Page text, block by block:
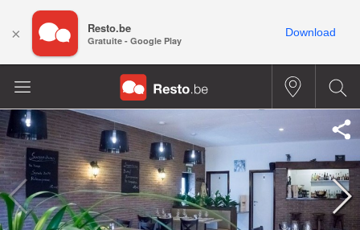
× Resto.be
Gratuite - Google Play
Download